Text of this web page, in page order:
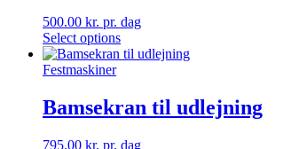
500.00 kr. pr. dag
Select options
Festmaskiner
Bamsekran til udlejning
795.00 kr. pr. dag